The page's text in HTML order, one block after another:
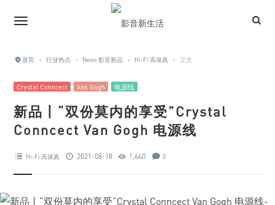
首页 › 行业热点 › News 影音新品 › Hi-Fi 高保真 › 正文
Crystal Conncect Van Gogh 电源线
新品丨“双份莫内的享受”Crystal
Conncect Van Gogh 电源线
Hi-Fi 高保真 2021-08-18 1,640 0